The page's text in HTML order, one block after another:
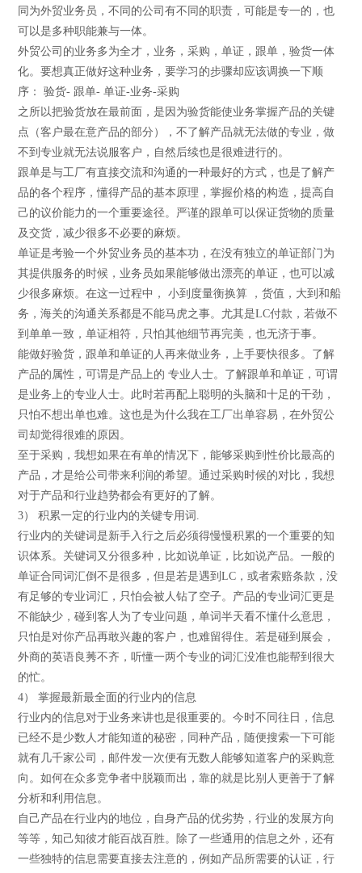
同为外贸业务员，不同的公司有不同的职责，可能是专一的，也
可以是多种职能兼与一体。
外贸公司的业务多为全才，业务，采购，单证，跟单，验货一体
化。要想真正做好这种业务，要学习的步骤却应该调换一下顺
序： 验货- 跟单- 单证-业务-采购
之所以把验货放在最前面，是因为验货能使业务掌握产品的关键
点（客户最在意产品的部分），不了解产品就无法做的专业，做
不到专业就无法说服客户，自然后续也是很难进行的。
跟单是与工厂有直接交流和沟通的一种最好的方式，也是了解产
品的各个程序，懂得产品的基本原理，掌握价格的构造，提高自
己的议价能力的一个重要途径。严谨的跟单可以保证货物的质量
及交货，减少很多不必要的麻烦。
单证是考验一个外贸业务员的基本功，在没有独立的单证部门为
其提供服务的时候，业务员如果能够做出漂亮的单证，也可以减
少很多麻烦。在这一过程中， 小到度量衡换算 ，货值，大到和船
务，海关的沟通关系都是不能马虎之事。尤其是LC付款，若做不
到单单一致，单证相符，只怕其他细节再完美，也无济于事。
能做好验货，跟单和单证的人再来做业务，上手要快很多。了解
产品的属性，可谓是产品上的 专业人士。了解跟单和单证，可谓
是业务上的专业人士。此时若再配上聪明的头脑和十足的干劲，
只怕不想出单也难。这也是为什么我在工厂出单容易，在外贸公
司却觉得很难的原因。
至于采购，我想如果在有单的情况下，能够采购到性价比最高的
产品，才是给公司带来利润的希望。通过采购时候的对比，我想
对于产品和行业趋势都会有更好的了解。
3） 积累一定的行业内的关键专用词.
行业内的关键词是新手入行之后必须得慢慢积累的一个重要的知
识体系。关键词又分很多种，比如说单证，比如说产品。一般的
单证合同词汇倒不是很多，但是若是遇到LC，或者索赔条款，没
有足够的专业词汇，只怕会被人钻了空子。产品的专业词汇更是
不能缺少，碰到客人为了专业问题，单词半天看不懂什么意思，
只怕是对你产品再敢兴趣的客户，也难留得住。若是碰到展会，
外商的英语良莠不齐，听懂一两个专业的词汇没准也能帮到很大
的忙。
4） 掌握最新最全面的行业内的信息
行业内的信息对于业务来讲也是很重要的。今时不同往日，信息
已经不是少数人才能知道的秘密，同种产品，随便搜索一下可能
就有几千家公司，邮件发一次便有无数人能够知道客户的采购意
向。如何在众多竞争者中脱颖而出，靠的就是比别人更善于了解
分析和利用信息。
自己产品在行业内的地位，自身产品的优劣势，行业的发展方向
等等，知己知彼才能百战百胜。除了一些通用的信息之外，还有
一些独特的信息需要直接去注意的，例如产品所需要的认证，行